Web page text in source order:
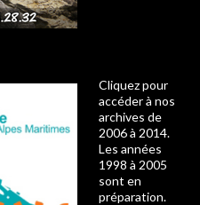
Cliquez pour
accéder à nos
archives de
2006 à 2014.
Les années
1998 à 2005
sont en
préparation.